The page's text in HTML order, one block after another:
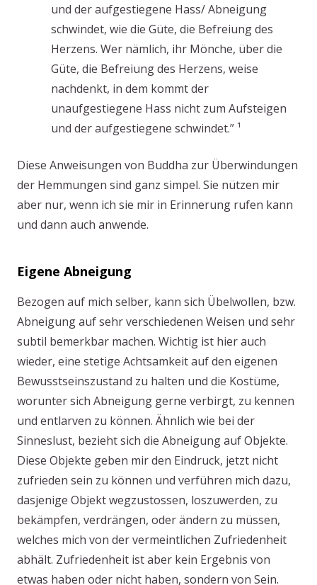
und der aufgestiegene Hass/ Abneigung
schwindet, wie die Güte, die Befreiung des
Herzens. Wer nämlich, ihr Mönche, über die
Güte, die Befreiung des Herzens, weise
nachdenkt, in dem kommt der
unaufgestiegene Hass nicht zum Aufsteigen
und der aufgestiegene schwindet.” ¹
Diese Anweisungen von Buddha zur Überwindungen
der Hemmungen sind ganz simpel. Sie nützen mir
aber nur, wenn ich sie mir in Erinnerung rufen kann
und dann auch anwende.
Eigene Abneigung
Bezogen auf mich selber, kann sich Übelwollen, bzw.
Abneigung auf sehr verschiedenen Weisen und sehr
subtil bemerkbar machen. Wichtig ist hier auch
wieder, eine stetige Achtsamkeit auf den eigenen
Bewusstseinszustand zu halten und die Kostüme,
worunter sich Abneigung gerne verbirgt, zu kennen
und entlarven zu können. Ähnlich wie bei der
Sinneslust, bezieht sich die Abneigung auf Objekte.
Diese Objekte geben mir den Eindruck, jetzt nicht
zufrieden sein zu können und verführen mich dazu,
dasjenige Objekt wegzustossen, loszuwerden, zu
bekämpfen, verdrängen, oder ändern zu müssen,
welches mich von der vermeintlichen Zufriedenheit
abhält. Zufriedenheit ist aber kein Ergebnis von
etwas haben oder nicht haben, sondern von Sein.